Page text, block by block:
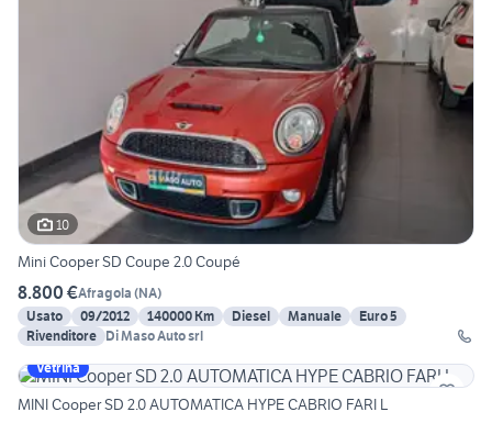
10
Mini Cooper SD Coupe 2.0 Coupé
8.800 €Afragola (NA)
Usato
09/2012 140000 Km Diesel Manuale
Euro 5
Rivenditore Di Maso Auto srl
Vetrina
MINI Cooper SD 2.0 AUTOMATICA HYPE CABRIO FARI L